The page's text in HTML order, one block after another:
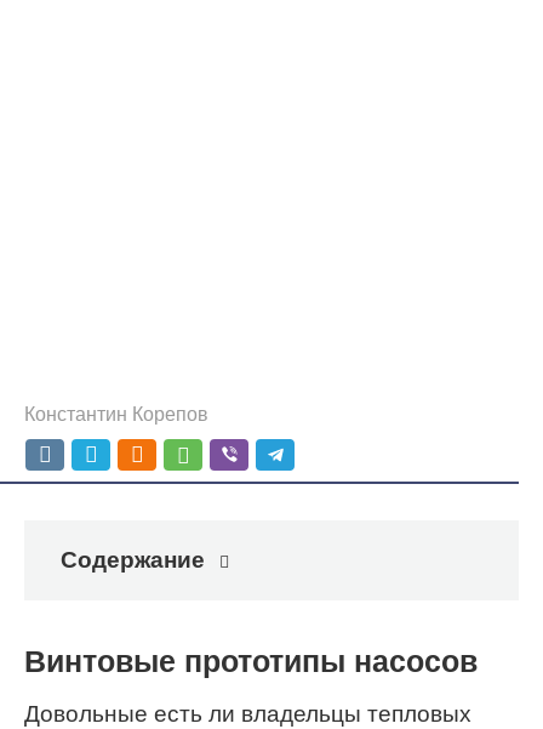
Константин Корепов
Содержание
Винтовые прототипы насосов
Довольные есть ли владельцы тепловых